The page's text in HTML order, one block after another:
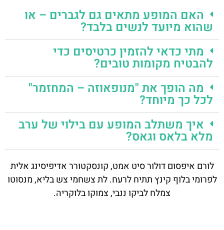
האם המופע מתאים גם לגברים – או
שהוא מיועד לנשים בלבד?
מתי כדאי להזמין כרטיסים כדי
להבטיח מקומות טובים?
מה הופך את "מנופאוזה – המחזמר"
לכל כך מיוחד?
איך משתלב המופע עם בילוי של ערב
מלא בלאס וגאס?
לורם איפסום דולור סיט אמט, קונסקטורר אדיפיסינג אלית
לפרומי בלוף קינץ תתיח לרעח. לת צשחמי צש בליא, מנסוטו
צמלח לביקו ננבי, צמוקו בלוקריה.